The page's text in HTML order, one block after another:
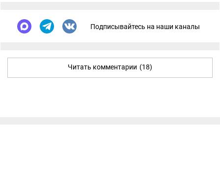
Подписывайтесь на наши каналы
Читать комментарии (18)